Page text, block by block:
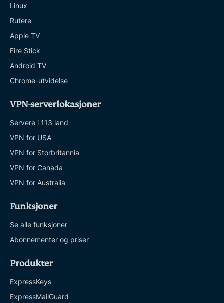
Linux
Rutere
Apple TV
Fire Stick
Android TV
Chrome-utvidelse
VPN-serverlokasjoner
Servere i 113 land
VPN for USA
VPN for Storbritannia
VPN for Canada
VPN for Australia
Funksjoner
Se alle funksjoner
Abonnementer og priser
Produkter
ExpressKeys
ExpressMailGuard